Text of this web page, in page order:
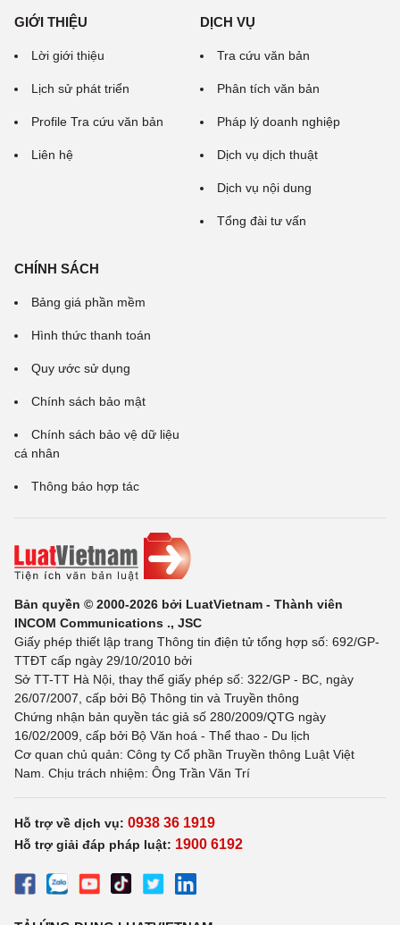
GIỚI THIỆU
Lời giới thiệu
Lịch sử phát triển
Profile Tra cứu văn bản
Liên hệ
DỊCH VỤ
Tra cứu văn bản
Phân tích văn bản
Pháp lý doanh nghiệp
Dịch vụ dịch thuật
Dịch vụ nội dung
Tổng đài tư vấn
CHÍNH SÁCH
Bảng giá phần mềm
Hình thức thanh toán
Quy ước sử dụng
Chính sách bảo mật
Chính sách bảo vệ dữ liệu
cá nhân
Thông báo hợp tác
Bản quyền © 2000-2026 bởi LuatVietnam - Thành viên
INCOM Communications ., JSC
Giấy phép thiết lập trang Thông tin điện tử tổng hợp số: 692/GP-
TTĐT cấp ngày 29/10/2010 bởi
Sở TT-TT Hà Nội, thay thế giấy phép số: 322/GP - BC, ngày
26/07/2007, cấp bởi Bộ Thông tin và Truyền thông
Chứng nhận bản quyền tác giả số 280/2009/QTG ngày
16/02/2009, cấp bởi Bộ Văn hoá - Thể thao - Du lịch
Cơ quan chủ quản: Công ty Cổ phần Truyền thông Luật Việt
Nam. Chịu trách nhiệm: Ông Trần Văn Trí
Hỗ trợ về dịch vụ: 0938 36 1919
Hỗ trợ giải đáp pháp luật: 1900 6192